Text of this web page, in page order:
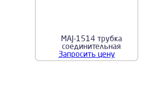
MAJ-1514 трубка
соединительная
Запросить цену